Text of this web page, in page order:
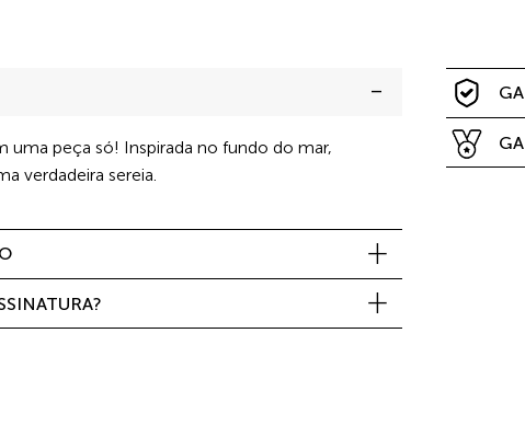
uma peça só! Inspirada no fundo do mar,
verdadeira sereia.